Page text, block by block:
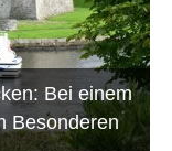
Bei einem
Besonderen